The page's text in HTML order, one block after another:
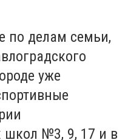
по делам семьи,
уже
школ №3, 9, 17 и в